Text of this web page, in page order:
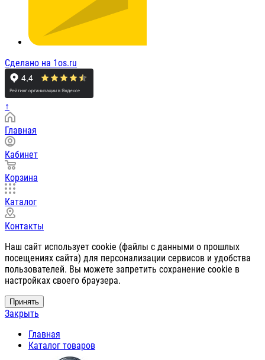
Сделано на 1os.ru
↑
Главная
Кабинет
Корзина
Каталог
Контакты
Наш сайт использует cookie (файлы с данными о прошлых
посещениях сайта) для персонализации сервисов и удобства
пользователей. Вы можете запретить сохранение cookie в
настройках своего браузера.
Принять
Закрыть
Главная
Каталог товаров